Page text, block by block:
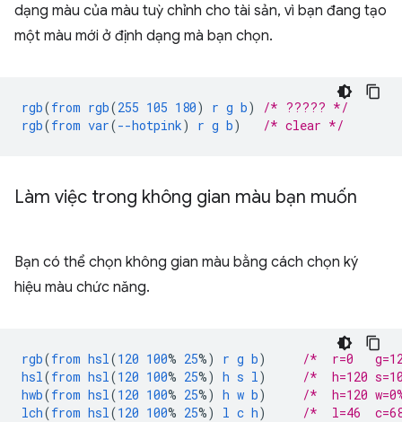
dạng màu của màu tuỳ chỉnh cho tài sản, vì bạn đang tạo
một màu mới ở định dạng mà bạn chọn.
rgb(from rgb(255 105 180) r g b)
/* ????? */
rgb(from var(--hotpink) r g b) /* clear */
Làm việc trong không gian màu bạn muốn
Bạn có thể chọn không gian màu bằng cách chọn ký
hiệu màu chức năng.
rgb(from hsl (120 100% 25%) r g b)
/*  r=0
hsl (from hsl (120 100% 25%) h s l )
/*  h=120
hwb(from hsl (120 100% 25%) h w b)
/*  h=120
lch(from hsl (120 100% 25%) l c h) /*  l=46